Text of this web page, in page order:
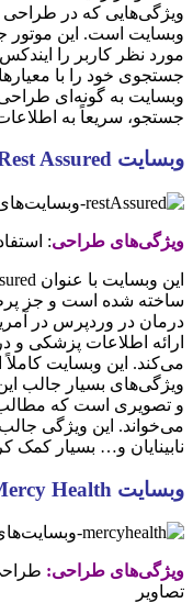
ویژگی‌هایی که در طراحی
وبسایت است. این موتور
مورد نظر کاربر را
جستجوی خود را با
وبسایت به گونه‌ای
جستجو، سریعاً به
وبسایت Rest Assured
ویژگی‌های طراحی:
ساخته شده است و جز
درمان در وردپرس در
ارائه اطلاعات پزشکی و
می‌کند. این وبسایت
ویژگی‌های بسیار جالب
و تصویری است که مطالب‌
می‌خواند. این ویژگی جالب
نابینایان و… بسیار کمک
وبسایت Mercy Health (مرسی سلامت)
ویژگی‌های طراحی:
تصاویر